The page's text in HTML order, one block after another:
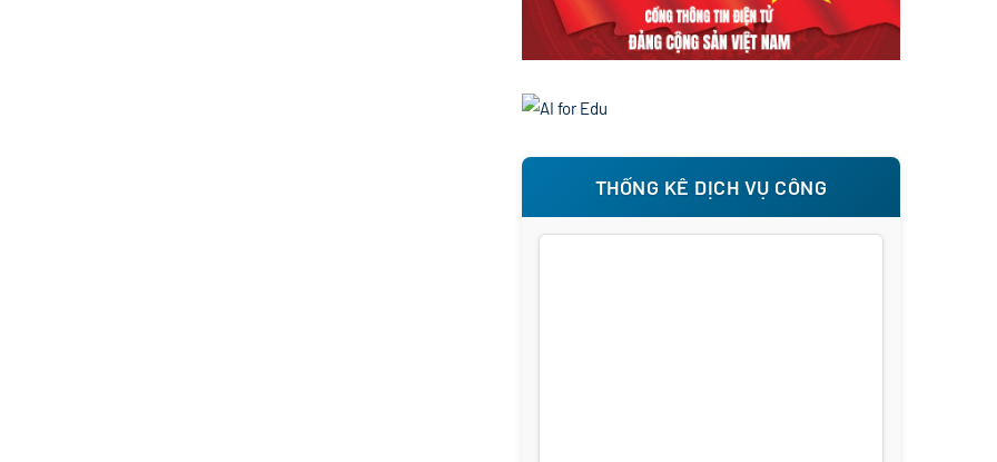
THỐNG KÊ DỊCH VỤ CÔNG